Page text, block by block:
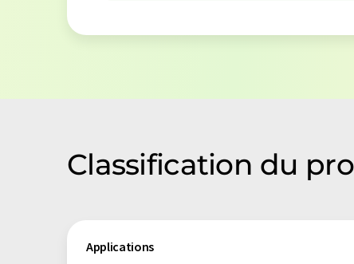
Classification du
Applications